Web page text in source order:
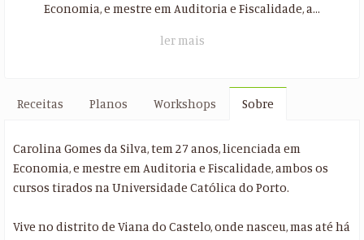
Economia, e mestre em Auditoria e Fiscalidade, a...
ler mais
Receitas Planos Workshops Sobre
Carolina Gomes da Silva, tem 27 anos, licenciada em
Economia, e mestre em Auditoria e Fiscalidade, ambos os
cursos tirados na Universidade Católica do Porto.
Vive no distrito de Viana do Castelo, onde nasceu, mas até há